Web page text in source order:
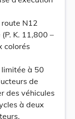
N12
K. 11,800 –
colorés
à 50
de
des véhicules
à deux